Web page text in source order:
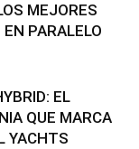
MEJORES
PARALELO
EL
QUE MARCA
YACHTS